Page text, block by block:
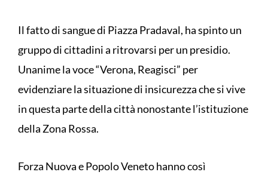
Il fatto di sangue di Piazza Pradaval, ha spinto un
gruppo di cittadini a ritrovarsi per un presidio.
Unanime la voce “Verona, Reagisci” per
evidenziare la situazione di insicurezza che si vive
in questa parte della città nonostante l’istituzione
della Zona Rossa.
Forza Nuova e Popolo Veneto hanno così